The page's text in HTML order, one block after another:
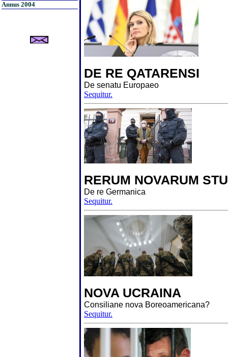
Annus 2004
DE RE QATARENSI
De senatu Europaeo
Sequitur.
RERUM NOVARUM
De re Germanica
Sequitur.
NOVA UCRAINA
Consiliane nova Boreoamericana?
Sequitur.